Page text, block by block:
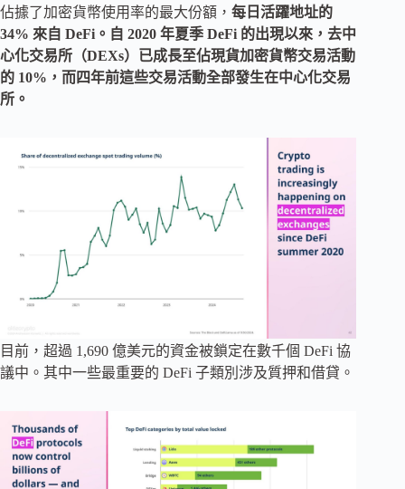
佔據了加密貨幣使用率的最大份額， 每日活躍地址的
34% 來自 DeFi。自 2020 年夏季 DeFi 的出現以來，去中
心化交易所（DEXs）已成長至佔現貨加密貨幣交易活動
的 10%，而四年前這些交易活動全部發生在中心化交易
所。
目前，超過 1,690 億美元的資金被鎖定在數千個 DeFi 協
議中。其中一些最重要的 DeFi 子類別涉及質押和借貸。